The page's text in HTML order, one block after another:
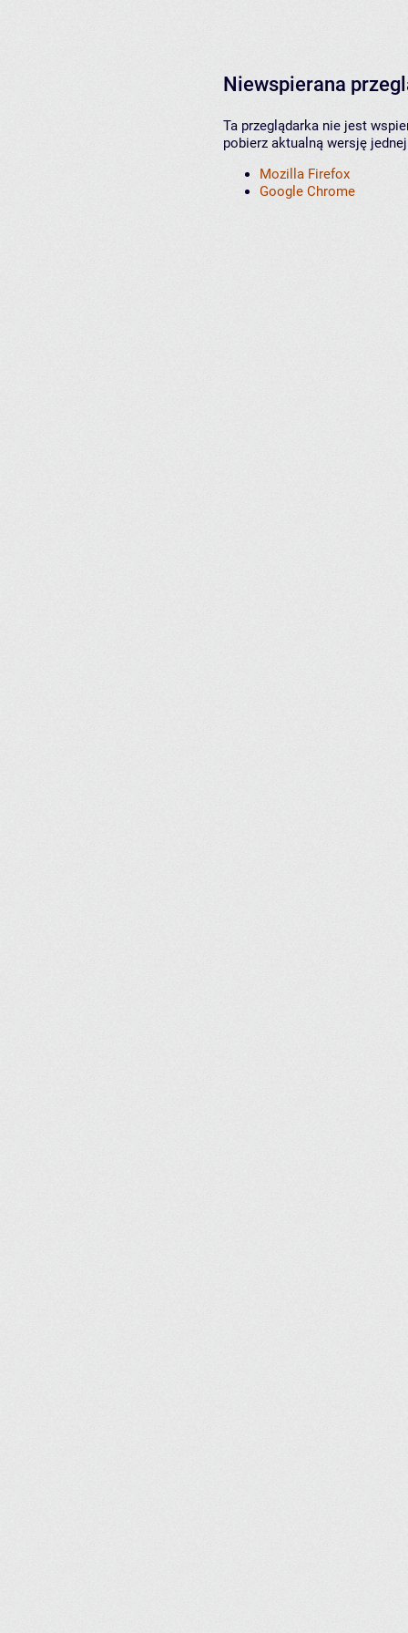
Niewspierana
Ta przeglądarka nie jest
pobierz aktualną wersję
Mozilla Firefox
Google Chrome